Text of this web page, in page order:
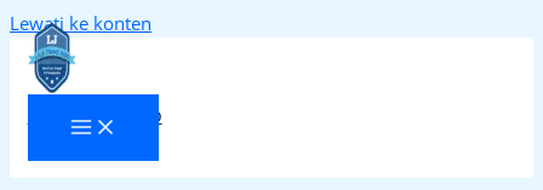
Lewati ke konten
Laja Transindo